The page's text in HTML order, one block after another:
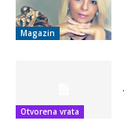
Magazin
Otvorena vrata